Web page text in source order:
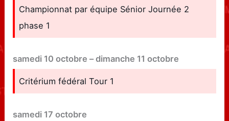
Championnat par équipe Sénior Journée 2
phase 1
samedi 10 octobre –dimanche 11 octobre
Critérium fédéral Tour 1
samedi 17 octobre